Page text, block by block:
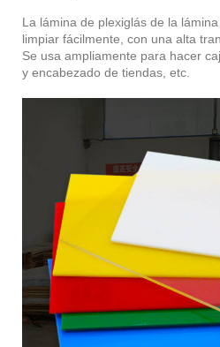
La lámina de plexiglás de la
limpiar fácilmente, con una alta
Se usa ampliamente para hacer
y encabezado de tiendas, etc.